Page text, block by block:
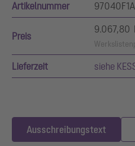
Artikelnummer 97040F1A
Preis
9.067,80
Lieferzeit siehe
Ausschreibungstext